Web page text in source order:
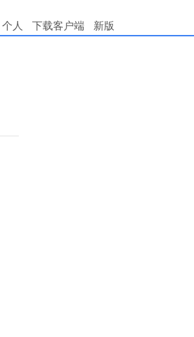
个人 下载客户端 新版